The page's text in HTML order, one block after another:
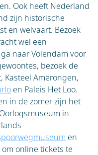
Ook heeft Nederland
zijn historische
en welvaart. Bezoek
wel een
naar Volendam voor
bezoek de
Kasteel Amerongen,
en Paleis Het Loo.
in de zomer zijn het
in
en
online tickets te